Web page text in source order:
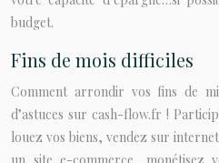
budget.
Fins de mois difficiles
Comment arrondir vos fins de
d’astuces sur cash-flow.fr !
louez vos biens, vendez sur